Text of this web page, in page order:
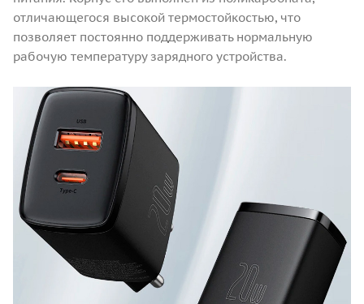
отличающегося высокой термостойкостью, что
позволяет постоянно поддерживать нормальную
рабочую температуру зарядного устройства.